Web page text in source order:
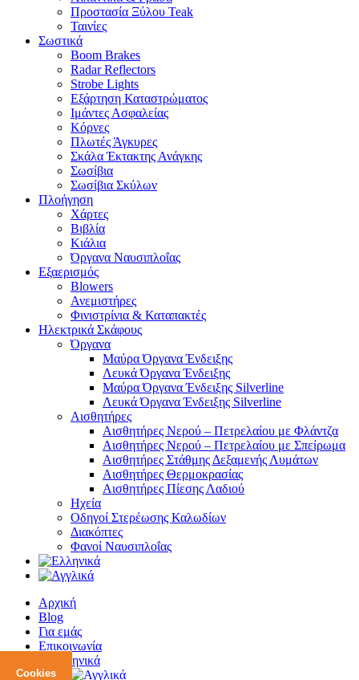
Προστασία Ξύλου Teak
Ταινίες
Σωστικά
Boom Brakes
Radar Reflectors
Strobe Lights
Εξάρτηση Καταστρώματος
Ιμάντες Ασφαλείας
Κόρνες
Πλωτές Άγκυρες
Σκάλα Έκτακτης Ανάγκης
Σωσίβια
Σωσίβια Σκύλων
Πλοήγηση
Χάρτες
Βιβλία
Κιάλια
Όργανα Ναυσιπλοΐας
Εξαερισμός
Blowers
Ανεμιστήρες
Φινιστρίνια & Καταπακτές
Ηλεκτρικά Σκάφους
Όργανα
Μαύρα Όργανα Ένδειξης
Λευκά Όργανα Ένδειξης
Μαύρα Όργανα Ένδειξης Silverline
Λευκά Όργανα Ένδειξης Silverline
Αισθητήρες
Αισθητήρες Νερού – Πετρελαίου με Φλάντζα
Αισθητήρες Νερού – Πετρελαίου με Σπείρωμα
Αισθητήρες Στάθμης Δεξαμενής Λυμάτων
Αισθητήρες Θερμοκρασίας
Αισθητήρες Πίεσης Λαδιού
Ηχεία
Οδηγοί Στερέωσης Καλωδίων
Διακόπτες
Φανοί Ναυσιπλοΐας
Αρχική
Blog
Για εμάς
Επικοινωνία
Cookies